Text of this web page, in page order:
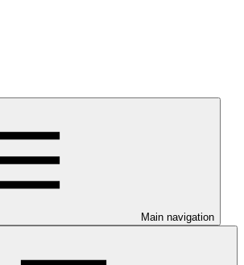
Main navigation